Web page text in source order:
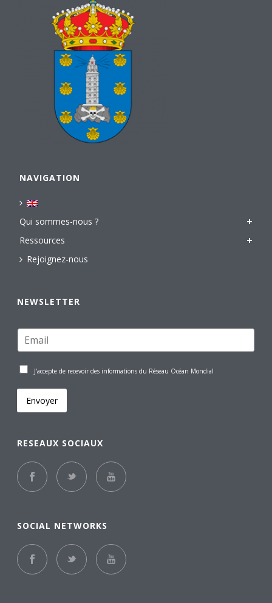
NAVIGATION
Qui sommes-nous ?
Ressources
Rejoignez-nous
NEWSLETTER
J'accepte de recevoir des informations du Réseau Océan Mondial
Envoyer
RESEAUX SOCIAUX
SOCIAL NETWORKS